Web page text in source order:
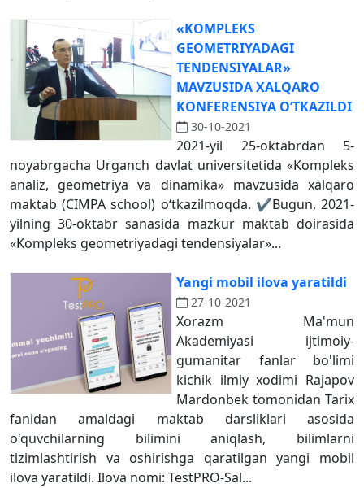
«KOMPLEKS
GEOMETRIYADAGI
TENDENSIYALAR»
MAVZUSIDA XALQARO
KONFERENSIYA O‘TKAZILDI
30-10-2021
2021-yil 25-oktabrdan 5-
noyabrgacha Urganch davlat universitetida «Kompleks
analiz, geometriya va dinamika» mavzusida xalqaro
maktab (CIMPA school) o‘tkazilmoqda. ✔️Bugun, 2021-
yilning 30-oktabr sanasida mazkur maktab doirasida
«Kompleks geometriyadagi tendensiyalar»...
Yangi mobil ilova yaratildi
27-10-2021
Xorazm Ma'mun
Akademiyasi ijtimoiy-
gumanitar fanlar bo'limi
kichik ilmiy xodimi Rajapov
Mardonbek tomonidan Tarix
fanidan amaldagi maktab darsliklari asosida
o'quvchilarning bilimini aniqlash, bilimlarni
tizimlashtirish va oshirishga qaratilgan yangi mobil
ilova yaratildi. Ilova nomi: TestPRO-Sal...